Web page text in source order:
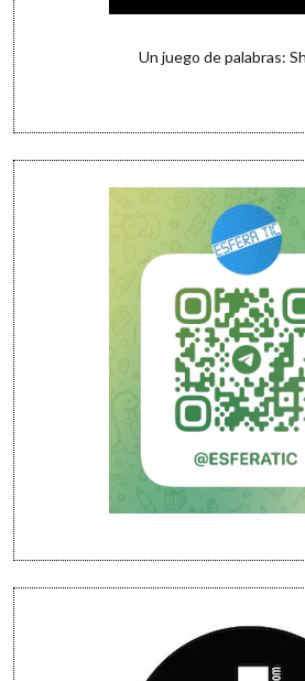
Un juego de palabras: